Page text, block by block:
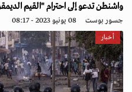
واشنطن تدعو إلى احترام "القيم
جسور بوست 08 يونيو 2023 - 08:17
أخبار